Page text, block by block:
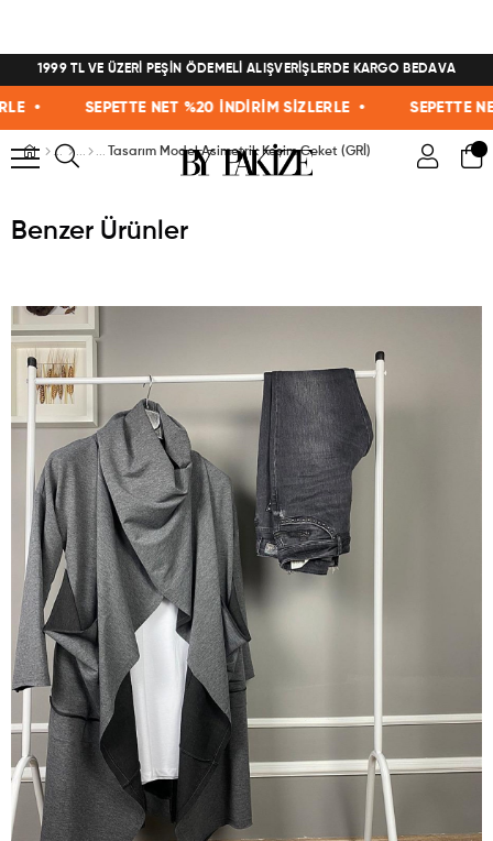
1999 TL VE ÜZERİ PEŞİN ÖDEMELİ ALIŞVERİŞLERDE KARGO BEDAVA
• SEPETTE NET %20 İNDİRİM SİZLERLE • SEPETTE NET
Tasarım Model Asimetrik Kesim Ceket (GRİ)
Benzer Ürünler